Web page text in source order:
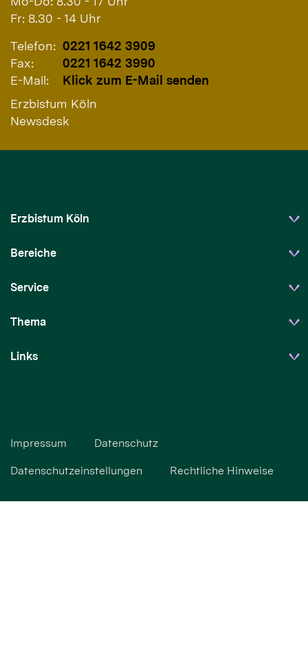
Fr: 8.30 - 14 Uhr
Telefon: 0221 1642 3909
Fax:
0221 1642 3990
E-Mail:
Klick zum E-Mail senden
Erzbistum Köln
Newsdesk
Erzbistum Köln
Bereiche
Service
Thema
Links
Impressum Datenschutz
Datenschutzeinstellungen Rechtliche Hinweise